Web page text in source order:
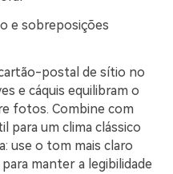
e sobreposições
postal de sítio no
e cáquis equilibram o
fotos. Combine com
para um clima clássico
use o tom mais claro
manter a legibilidade